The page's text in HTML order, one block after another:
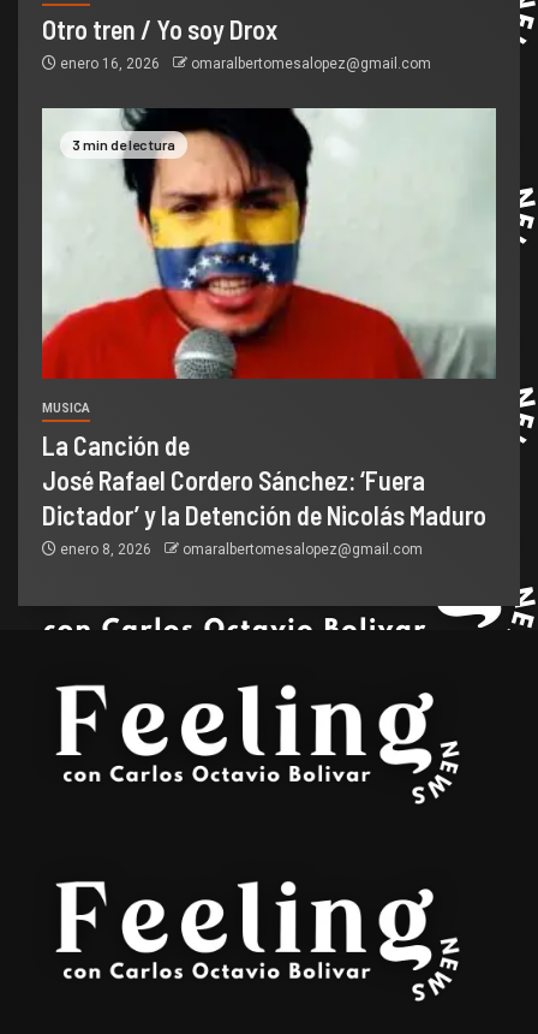
Otro tren / Yo soy Drox
enero 16, 2026 omaralbertomesalopez@gmail.com
3 min de lectura
MUSICA
La Canción de
José Rafael Cordero Sánchez: ‘Fuera
Dictador’ y la Detención de Nicolás Maduro
enero 8, 2026 omaralbertomesalopez@gmail.com